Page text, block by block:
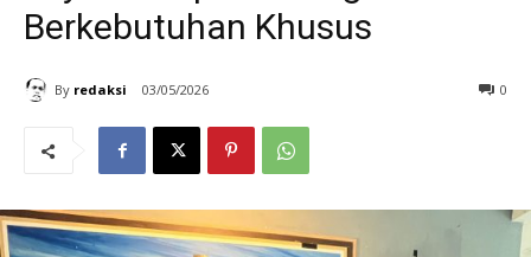
Berkebutuhan Khusus
By redaksi 03/05/2026 0